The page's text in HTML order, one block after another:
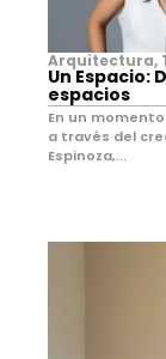
Arquitectura,
Un Espacio:
espacios
En un
a través del
Espinoza,...